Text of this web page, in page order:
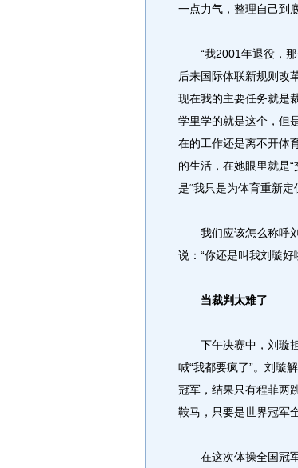
一点力气，整理自己到
“我2001年退役，那
后来国际体联新规则改
现在我的主要任务就是
学里学的就是这个，但
在的工作还是离不开体
的生活，在她眼里就是
是“我只是为体育重新
我们应该怎么称呼刘
说：“你还是叫我刘璇好
当裁判太难了
下午决赛中，刘璇担
喊“我都要疯了”。刘璇
冠军，结果只有程菲两
鞍马，只要是世界冠军
在这次体操全国冠军